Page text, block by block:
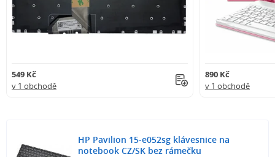
549 Kč
v 1 obchodě
890 Kč
v 1 obchodě
HP Pavilion 15-e052sg klávesnice na
notebook CZ/SK bez rámečku